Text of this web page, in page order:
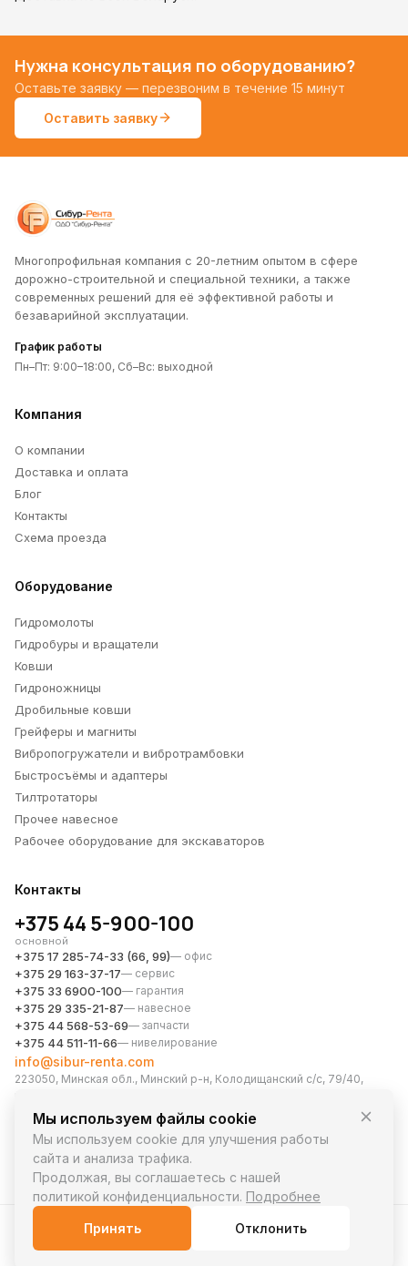
Нужна консультация по оборудованию?
Оставьте заявку — перезвоним в течение 15 минут
Оставить заявку
Многопрофильная компания с 20-летним опытом в сфере
дорожно-строительной и специальной техники, а также
современных решений для её эффективной работы и
безаварийной эксплуатации.
График работы
Пн–Пт: 9:00–18:00, Сб–Вс: выходной
Компания
О компании
Доставка и оплата
Блог
Контакты
Схема проезда
Оборудование
Гидромолоты
Гидробуры и вращатели
Ковши
Гидроножницы
Дробильные ковши
Грейферы и магниты
Вибропогружатели и вибротрамбовки
Быстросъёмы и адаптеры
Тилтротаторы
Прочее навесное
Рабочее оборудование для экскаваторов
Контакты
+375 44 5-900-100
основной
+375 17 285-74-33 (66, 99)— офис
+375 29 163-37-17— сервис
+375 33 6900-100— гарантия
+375 29 335-21-87— навесное
+375 44 568-53-69— запчасти
+375 44 511-11-66— нивелирование
info@sibur-renta.com
223050, Минская обл., Минский р-н, Колодищанский с/с, 79/40,
Мессенджеры
© 2026 СИБУР-РЕНТА. Все права защищены.
Политика конфиденциальности
Политика cookie
Мы используем файлы cookie
Мы используем cookie для улучшения работы
сайта и анализа трафика.
Продолжая, вы соглашаетесь с нашей
политикой конфиденциальности. Подробнее
Принять Отклонить